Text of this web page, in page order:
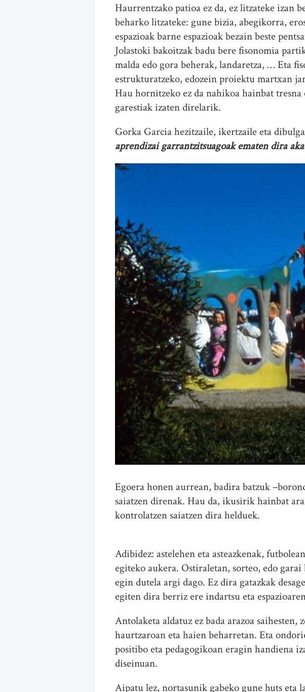
Haurrentzako patioa ez da, ez litzateke izan
beharko litzateke: gune bizia, abegikorra,
espazioak barne espazioak bezain beste
Jolastoki bakoitzak badu bere fisonomia
malda edo gora beherak, landaretza, … Eta
estrukturatzeko, edozein proiektu martxan
Hau hornitzeko ez da nahikoa hainbat
garestiak izaten direlarik.
Gorka Garcia hezitzaile, ikertzaile eta
aprendizai garrantzitsuagoak ematen dira
Egoera honen aurrean, badira batzuk
saiatzen direnak. Hau da, ikusirik hainbat
kontrolatzen saiatzen dira helduek.
Adibidez: astelehen eta asteazkenak,
egiteko aukera. Ostiraletan, sorteo, edo
egin dutela argi dago. Ez dira gatazkak
egiten dira berriz ere indartsu eta
Antolaketa aldatuz ez bada arazoa
haurtzaroan eta haien beharretan. Eta
positibo eta pedagogikoan eragin handiena
diseinuan.
Aipatu lez, nortasunik gabeko gune huts eta